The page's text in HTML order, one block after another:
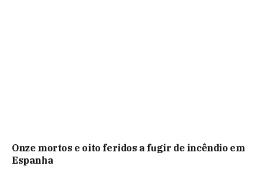
Onze mortos e oito feridos a fugir de incêndio em
Espanha